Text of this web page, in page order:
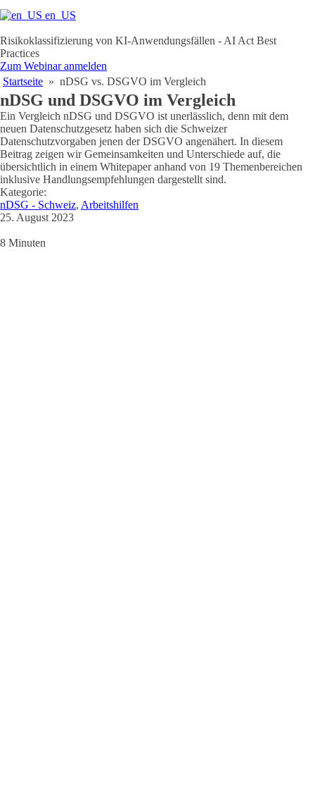
en_US
Risikoklassifizierung von KI-Anwendungsfällen - AI Act Best
Practices
Zum Webinar anmelden
Startseite » nDSG vs. DSGVO im Vergleich
nDSG und DSGVO im Vergleich
Ein Vergleich nDSG und DSGVO ist unerlässlich, denn mit dem
neuen Datenschutzgesetz haben sich die Schweizer
Datenschutzvorgaben jenen der DSGVO angenähert. In diesem
Beitrag zeigen wir Gemeinsamkeiten und Unterschiede auf, die
übersichtlich in einem Whitepaper anhand von 19 Themenbereichen
inklusive Handlungsempfehlungen dargestellt sind.
Kategorie:
nDSG - Schweiz, Arbeitshilfen
25. August 2023
8 Minuten